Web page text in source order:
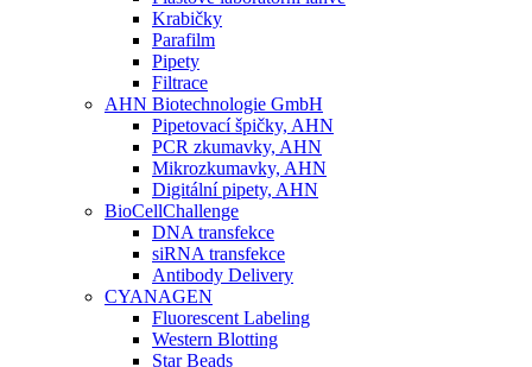
Krabičky
Parafilm
Pipety
Filtrace
AHN Biotechnologie GmbH
Pipetovací špičky, AHN
PCR zkumavky, AHN
Mikrozkumavky, AHN
Digitální pipety, AHN
BioCellChallenge
DNA transfekce
siRNA transfekce
Antibody Delivery
CYANAGEN
Fluorescent Labeling
Western Blotting
Star Beads